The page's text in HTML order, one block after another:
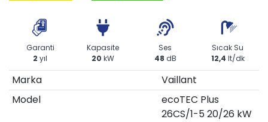
Garanti
2 yıl
Kapasite
20 kW
Ses
48 dB
Sıcak Su
12,4 lt/dk
Marka
Vaillant
Model
ecoTEC Plus
26CS/1-5 20/26 kW